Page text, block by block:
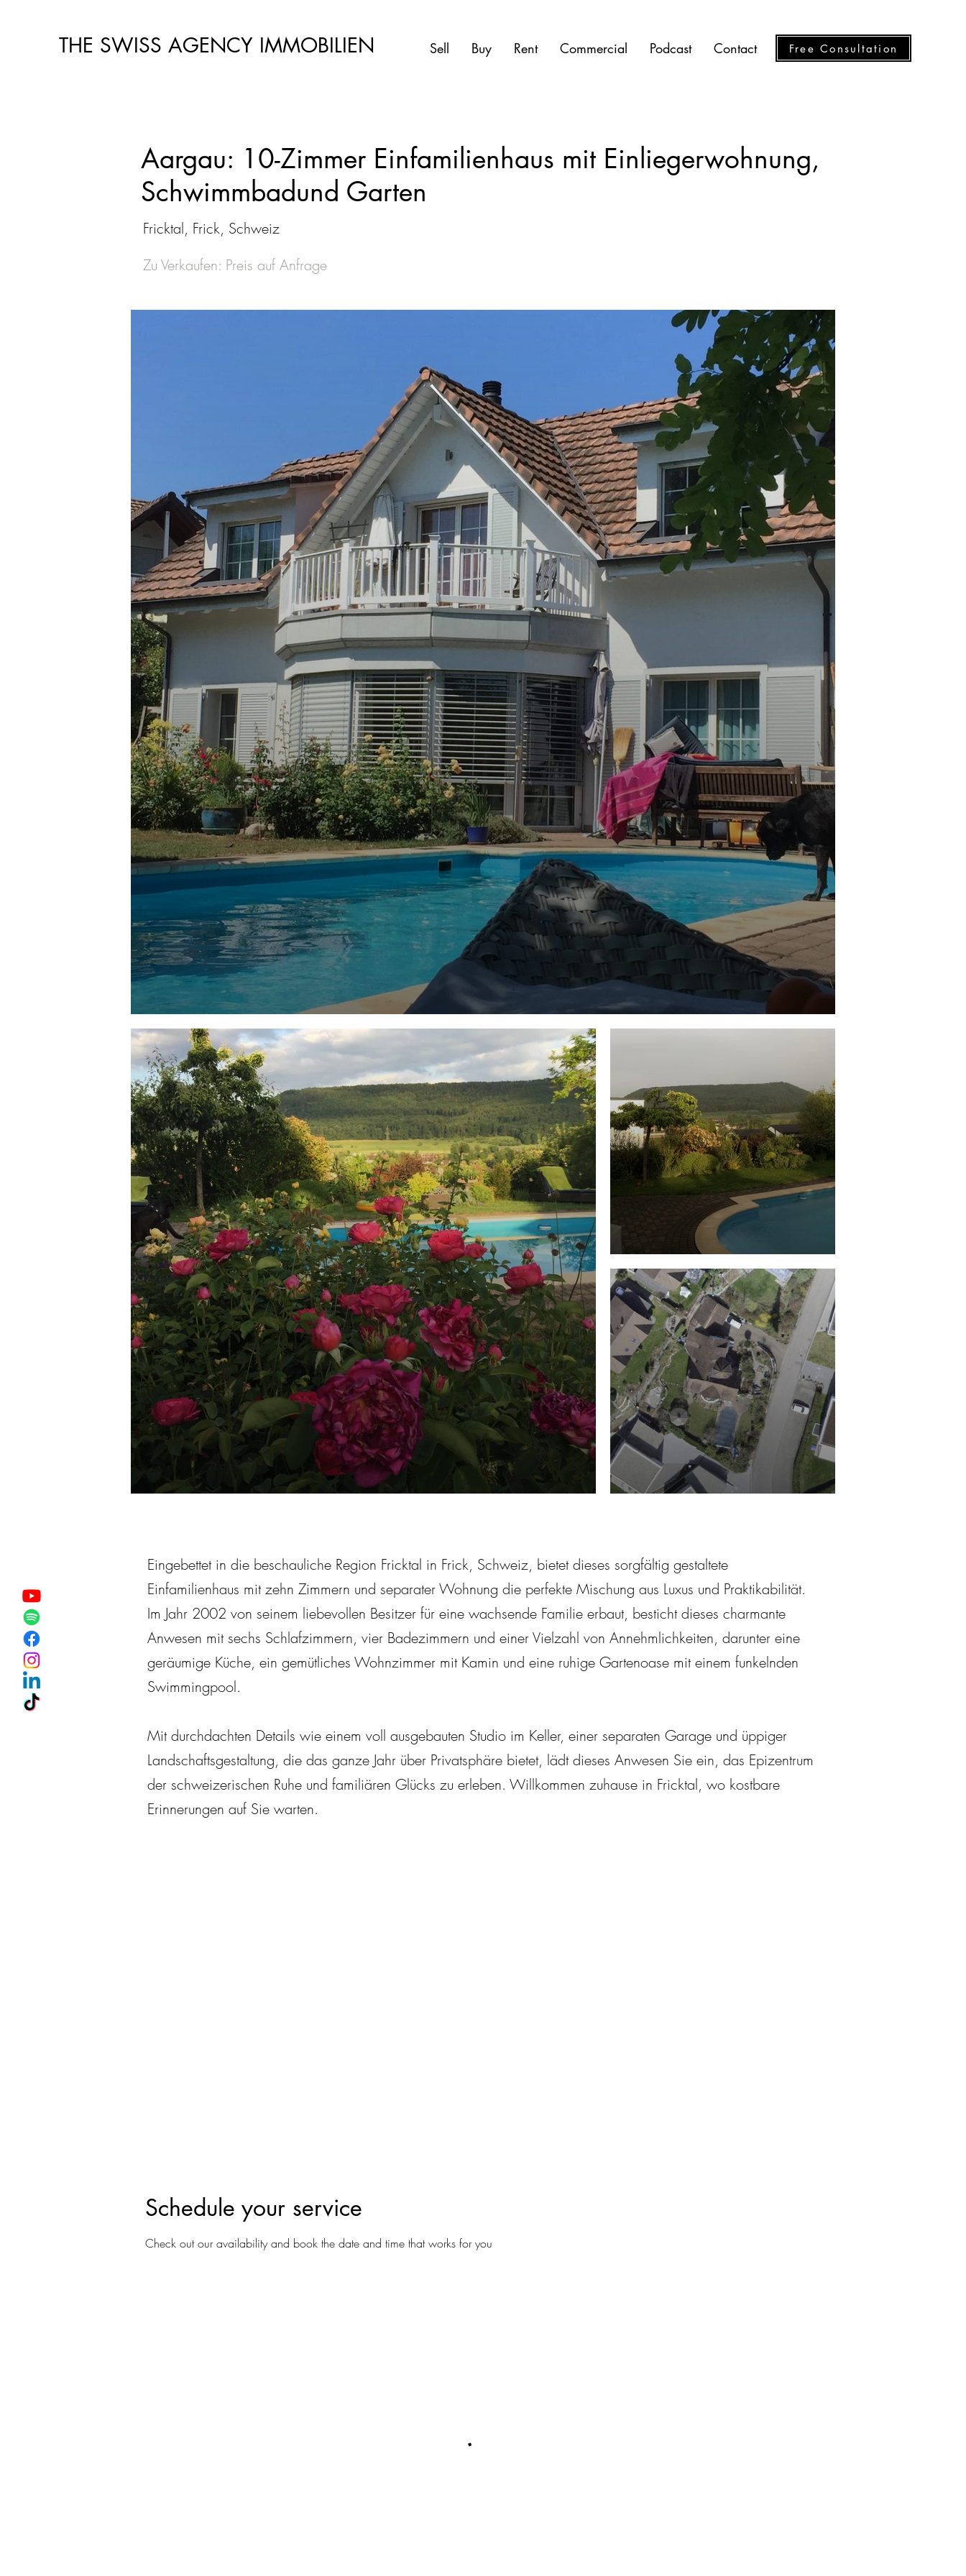
THE SWISS AGENCY IMMOBILIEN Sell Buy Rent Commercial Podcast Contact Free Consultation
Aargau: 10-Zimmer Einfamilienhaus mit Einliegerwohnung,
Schwimmbadund Garten
Fricktal, Frick, Schweiz
Zu Verkaufen: Preis auf Anfrage
Eingebettet in die beschauliche Region Fricktal in Frick, Schweiz, bietet dieses sorgfältig gestaltete
Einfamilienhaus mit zehn Zimmern und separater Wohnung die perfekte Mischung aus Luxus und Praktikabilität.
Im Jahr 2002 von seinem liebevollen Besitzer für eine wachsende Familie erbaut, besticht dieses charmante
Anwesen mit sechs Schlafzimmern, vier Badezimmern und einer Vielzahl von Annehmlichkeiten, darunter eine
geräumige Küche, ein gemütliches Wohnzimmer mit Kamin und eine ruhige Gartenoase mit einem funkelnden
Swimmingpool.
Mit durchdachten Details wie einem voll ausgebauten Studio im Keller, einer separaten Garage und üppiger
Landschaftsgestaltung, die das ganze Jahr über Privatsphäre bietet, lädt dieses Anwesen Sie ein, das Epizentrum
der schweizerischen Ruhe und familiären Glücks zu erleben. Willkommen zuhause in Fricktal, wo kostbare
Erinnerungen auf Sie warten.
Schedule your service
Check out our availability and book the date and time that works for you